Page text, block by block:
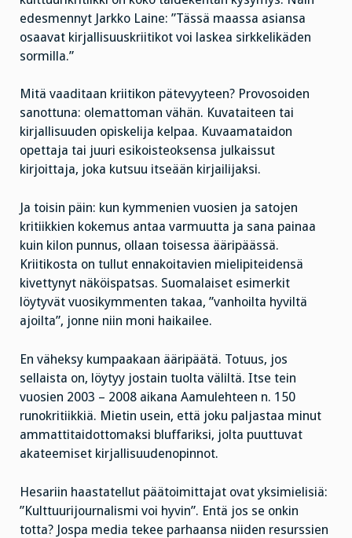
edesmennyt Jarkko Laine: ”Tässä maassa asiansa
osaavat kirjallisuuskriitikot voi laskea sirkkelikäden
sormilla.”
Mitä vaaditaan kriitikon pätevyyteen? Provosoiden
sanottuna: olemattoman vähän. Kuvataiteen tai
kirjallisuuden opiskelija kelpaa. Kuvaamataidon
opettaja tai juuri esikoisteoksensa julkaissut
kirjoittaja, joka kutsuu itseään kirjailijaksi.
Ja toisin päin: kun kymmenien vuosien ja satojen
kritiikkien kokemus antaa varmuutta ja sana painaa
kuin kilon punnus, ollaan toisessa ääripäässä.
Kriitikosta on tullut ennakoitavien mielipiteidensä
kivettynyt näköispatsas. Suomalaiset esimerkit
löytyvät vuosikymmenten takaa, ”vanhoilta hyviltä
ajoilta”, jonne niin moni haikailee.
En väheksy kumpaakaan ääripäätä. Totuus, jos
sellaista on, löytyy jostain tuolta väliltä. Itse tein
vuosien 2003 – 2008 aikana Aamulehteen n. 150
runokritiikkiä. Mietin usein, että joku paljastaa minut
ammattitaidottomaksi bluffariksi, jolta puuttuvat
akateemiset kirjallisuudenopinnot.
Hesariin haastatellut päätoimittajat ovat yksimielisiä:
”Kulttuurijournalismi voi hyvin”. Entä jos se onkin
totta? Jospa media tekee parhaansa niiden resurssien